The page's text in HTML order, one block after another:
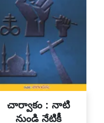
చార్వాకం : నాటి
నుండి నేటికీ